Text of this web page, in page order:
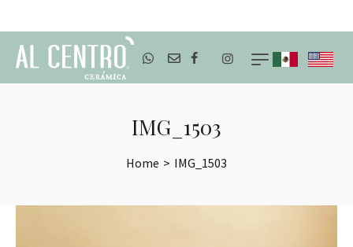
IMG_1503
Home > IMG_1503